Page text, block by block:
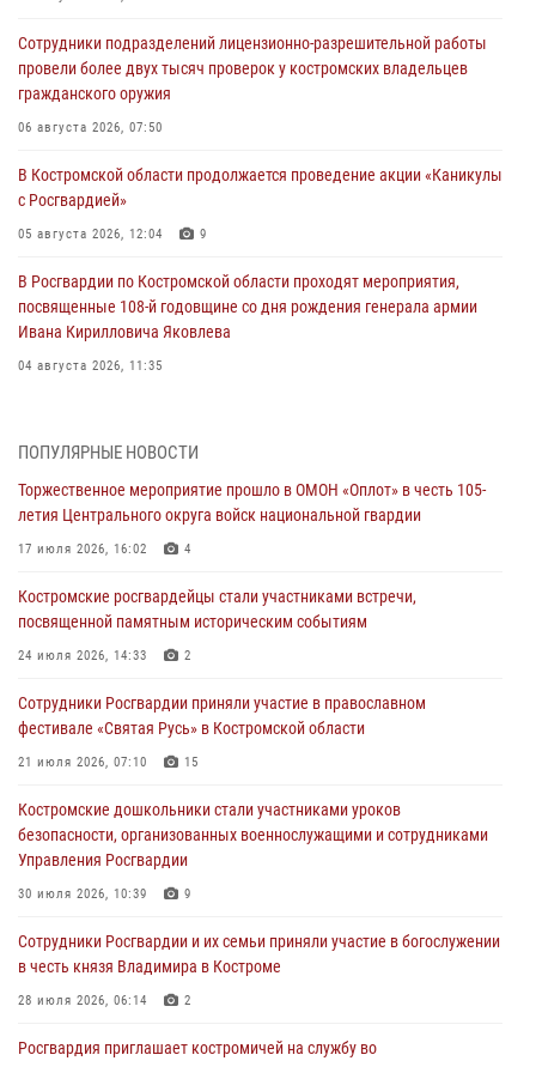
Сотрудники подразделений лицензионно-разрешительной работы
провели более двух тысяч проверок у костромских владельцев
гражданского оружия
06 августа 2026, 07:50
В Костромской области продолжается проведение акции «Каникулы
с Росгвардией»
05 августа 2026, 12:04 9
В Росгвардии по Костромской области проходят мероприятия,
посвященные 108-й годовщине со дня рождения генерала армии
Ивана Кирилловича Яковлева
04 августа 2026, 11:35
представителя Президента Российской Федерации в Северо-
Кавказском федеральном округе Виталием Кузнецовым
31 июля 2026, 07:08 4
31 июля 2026, 06:48 1
Костромские дошкольники стали участниками уроков
Управления Росгвардии
30 июля 2026, 10:39 9
услуг» для получения услуг по линии Росгвардии
29 июля 2026, 06:26 1
Cотрудники Росгвардии и их семьи приняли участие в богослужении
28 июля 2026, 06:14 2
ПОПУЛЯРНЫЕ НОВОСТИ
Торжественное мероприятие прошло в ОМОН «Оплот» в честь 105-
летия Центрального округа войск национальной гвардии
17 июля 2026, 16:02 4
Костромские росгвардейцы стали участниками встречи,
посвященной памятным историческим событиям
24 июля 2026, 14:33 2
Сотрудники Росгвардии приняли участие в православном
фестивале «Святая Русь» в Костромской области
21 июля 2026, 07:10 15
Костромские дошкольники стали участниками уроков
безопасности, организованных военнослужащими и сотрудниками
Управления Росгвардии
30 июля 2026, 10:39 9
Cотрудники Росгвардии и их семьи приняли участие в богослужении
в честь князя Владимира в Костроме
28 июля 2026, 06:14 2
Росгвардия приглашает костромичей на службу во